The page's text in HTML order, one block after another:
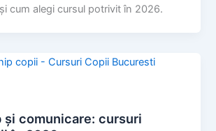
cum alegi cursul potrivit în 2026.
și comunicare: cursuri